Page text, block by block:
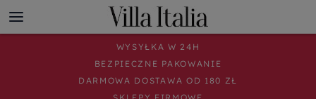
WYSYŁKA W 24H
BEZPIECZNE PAKOWANIE
DARMOWA DOSTAWA OD 180 ZŁ